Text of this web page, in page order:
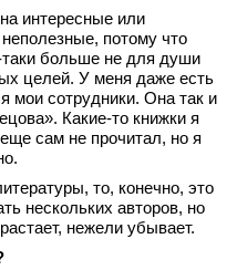
интересные или
потому что
больше не для души
целей. У меня даже есть
мои сотрудники. Она так и
Какие‑то книжки я
сам не прочитал, но я
то, конечно, это
нескольких авторов, но
нежели убывает.